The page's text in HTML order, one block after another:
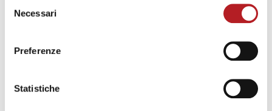
delNecessari
Preferenze
Statistiche